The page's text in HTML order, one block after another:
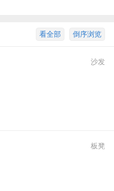
倒序浏览
看全部
沙发
板凳